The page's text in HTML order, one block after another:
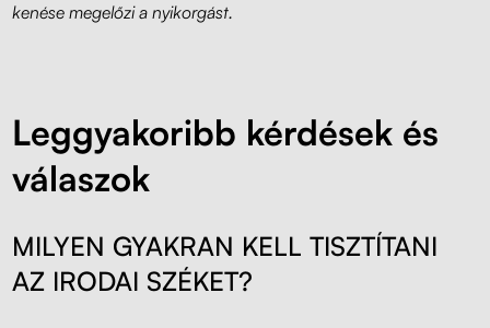
kenése megelőzi a nyikorgást.
Leggyakoribb kérdések és
válaszok
MILYEN GYAKRAN KELL TISZTÍTANI
AZ IRODAI SZÉKET?